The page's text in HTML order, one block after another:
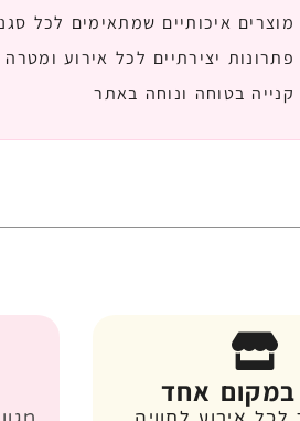
מוצרים איכותיים שמתאימים לכל
פתרונות יצירתיים לכל אירוע ומטרה
קנייה בטוחה ונוחה באתר
אחד